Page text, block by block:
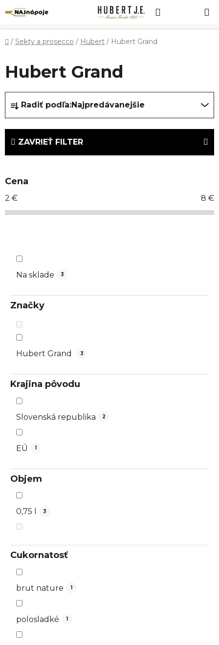
na
KOŠÍK
Domov
/ Sekty a prosecco / Hubert / Hubert Grand
Hubert Grand
a
d
e
n
p
r
o
Radiť podľa:Najpredávanejšie
ZAVRIEŤ FILTER
Cena
2 € 8 €
Na sklade 3
Značky
Hubert Grand 3
Krajina pôvodu
Slovenská republika 2
EÚ 1
Objem
0,75 l 3
Cukornatosť
brut nature 1
polosladké 1